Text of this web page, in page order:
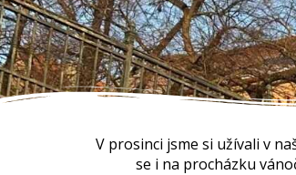
V prosinci jsme si užívali v
se i na procházku